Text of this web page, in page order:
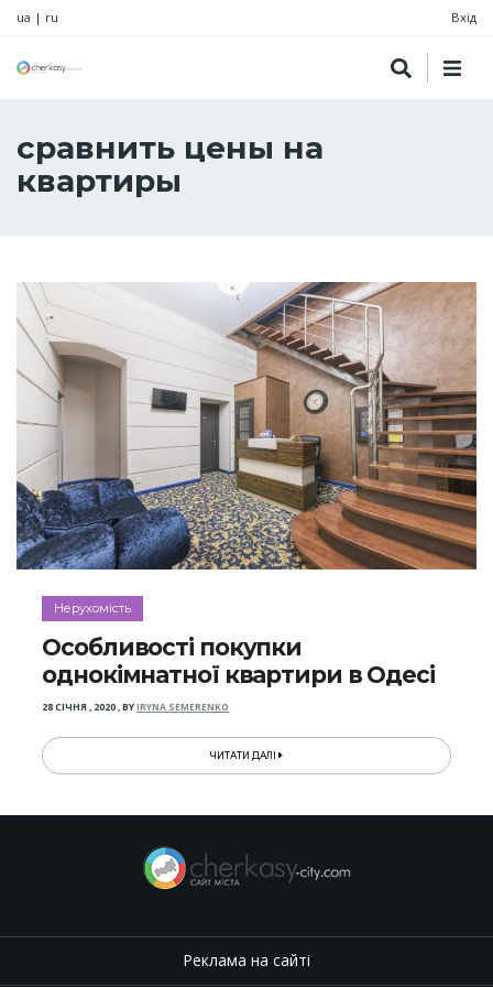
ua | ru Вхід
сравнить цены на
квартиры
Нерухомість
Особливості покупки
однокімнатної квартири в Одесі
28 СІЧНЯ , 2020,BYIRYNA SEMERENKO
ЧИТАТИ ДАЛІ
Реклама на сайті